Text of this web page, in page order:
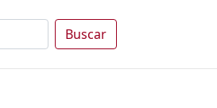
Buscar